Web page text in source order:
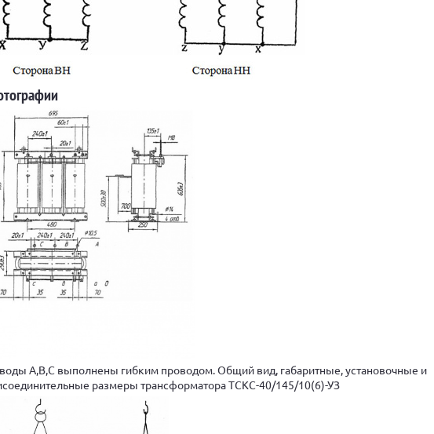
А,В,С выполнены гибким проводом. Общий вид, габаритные, установочные и
размеры трансформатора ТСКС-40/145/10(6)-УЗ